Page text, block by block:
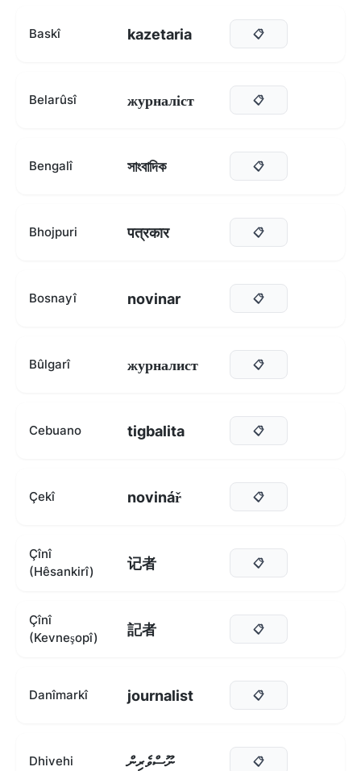
Baskî kazetaria 📋
Belarûsî журналіст 📋
Bengalî সাংবাদিক 📋
Bhojpuri पत्रकार 📋
Bosnayî novinar 📋
Bûlgarî журналист 📋
Cebuano tigbalita 📋
Çekî novinář 📋
Çînî
(Hêsankirî)
记者 📋
Çînî
(Kevneşopî)
記者 📋
Danîmarkî journalist 📋
Dhivehi ނޫސްވެރިން 📋